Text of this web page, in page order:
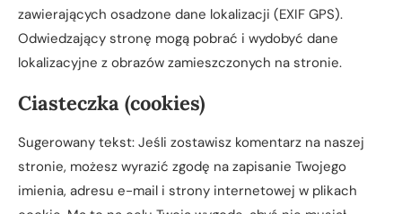
zawierających osadzone dane lokalizacji (EXIF GPS).
Odwiedzający stronę mogą pobrać i wydobyć dane
lokalizacyjne z obrazów zamieszczonych na stronie.
Ciasteczka (cookies)
Sugerowany tekst: Jeśli zostawisz komentarz na naszej
stronie, możesz wyrazić zgodę na zapisanie Twojego
imienia, adresu e-mail i strony internetowej w plikach